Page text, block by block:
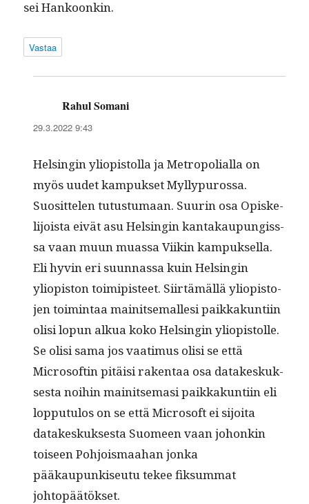
sei Hankoonkin.
Vastaa
Rahul Somani
29.3.2022 9:43
Helsin­gin yliopis­tol­la ja Metropo­lial­la on
myös uudet kam­puk­set Myl­ly­purossa.
Suosit­te­len tutus­tu­maan. Suurin osa Opiske­
li­joista eivät asu Helsin­gin kan­takaupungiss­
sa vaan muun muas­sa Viikin kam­puk­sel­la.
Eli hyvin eri suun­nas­sa kuin Helsin­gin
yliopis­ton toimip­is­teet. Siirtämäl­lä yliopis­to­
jen toim­intaa mainit­se­malle­si paikkakun­ti­in
olisi lop­un alkua koko Helsin­gin yliopis­tolle.
Se olisi sama jos vaa­timus olisi se että
Microsoft­in pitäisi rak­en­taa osa datakeskuk­
ses­ta noi­hin mainit­se­masi paikkakun­ti­in eli
lop­putu­los on se että Microsoft ei sijoi­ta
datakeskuk­ses­ta Suomeen vaan johonkin
toiseen Pohjo­is­maa­han jon­ka
pääkaupunkiseu­tu tekee fik­sum­mat
johtopäätökset.